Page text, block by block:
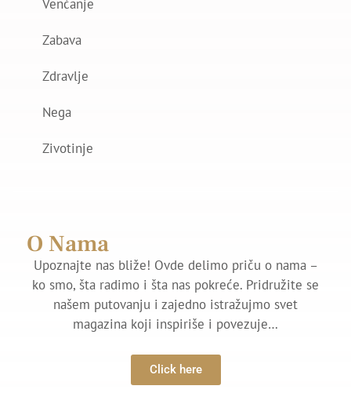
Venčanje
Zabava
Zdravlje
Nega
Zivotinje
O Nama
Upoznajte nas bliže! Ovde delimo priču o nama –
ko smo, šta radimo i šta nas pokreće. Pridružite se
našem putovanju i zajedno istražujmo svet
magazina koji inspiriše i povezuje…
Click here